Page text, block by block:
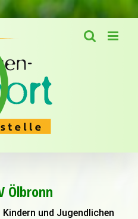
Ölbronn
und Jugendlichen